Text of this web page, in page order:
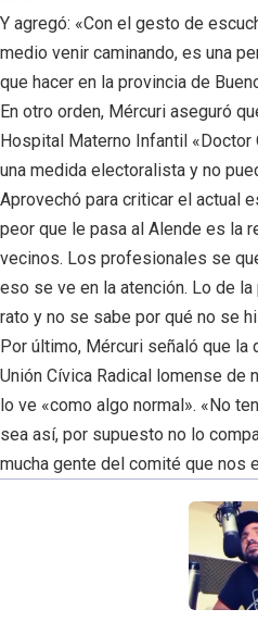
Y agregó: «Con el gesto de
medio venir caminando, es una
que hacer en la provincia de
En otro orden, Mércuri aseguró
Hospital Materno Infantil «Doctor
una medida electoralista y no
Aprovechó para criticar el actual
peor que le pasa al Alende es la
vecinos. Los profesionales se
eso se ve en la atención. Lo de
rato y no se sabe por qué no se
Por último, Mércuri señaló que
Unión Cívica Radical lomense de
lo ve «como algo normal». «No
sea así, por supuesto no lo
mucha gente del comité que nos